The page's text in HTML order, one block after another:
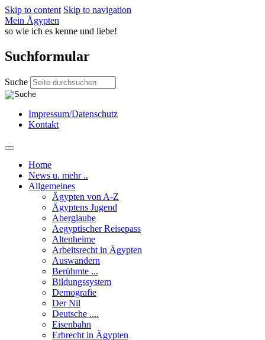
Skip to content Skip to navigation
Mein Ägypten
so wie ich es kenne und liebe!
Suchformular
Suche
Impressum/Datenschutz
Kontakt
Home
News u. mehr ..
Allgemeines
Ägypten von A-Z
Ägyptens Jugend
Aberglaube
Aegyptischer Reisepass
Altenheime
Arbeitsrecht in Ägypten
Auswandern
Berühmte ...
Bildungssystem
Demografie
Der Nil
Deutsche ....
Eisenbahn
Erbrecht in Ägypten